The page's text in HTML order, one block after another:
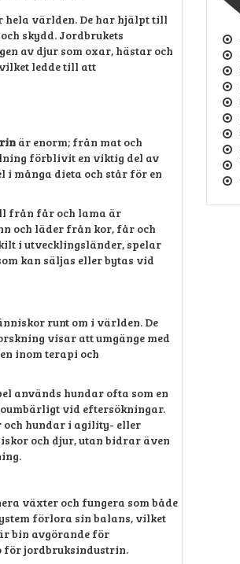
hela världen. De har hjälpt till
skydd. Jordbrukets
av djur som oxar, hästar och
ledde till att
är enorm; från mat och
förblivit en viktig del av
i många dieta och står för en
från får och lama är
och läder från kor, får och
i utvecklingsländer, spelar
kan säljas eller bytas vid
runt om i världen. De
visar att umgänge med
inom terapi och
används hundar ofta som en
vid eftersökningar.
och hundar i agility- eller
och djur, utan bidrar även
växter och fungera som både
förlora sin balans, vilket
bin avgörande för
för jordbruksindustrin.